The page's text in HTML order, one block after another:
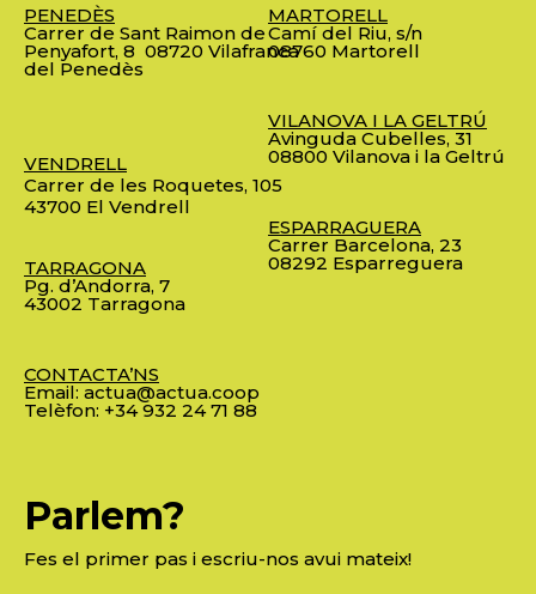
PENEDÈS
Carrer de Sant Raimon de
Penyafort, 8 08720 Vilafranca
del Penedès
VENDRELL
Carrer de les Roquetes, 105
43700 El Vendrell
TARRAGONA
Pg. d’Andorra, 7
43002 Tarragona
CONTACTA’NS
Email: actua@actua.coop
Telèfon: +34 932 24 71 88
MARTORELL
Camí del Riu, s/n
08760 Martorell
VILANOVA I LA GELTRÚ
Avinguda Cubelles, 31
08800 Vilanova i la Geltrú
ESPARRAGUERA
Carrer Barcelona, 23
08292 Esparreguera
Parlem?
Fes el primer pas i escriu-nos avui mateix!